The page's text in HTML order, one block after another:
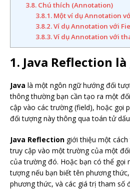
3.8. Chú thích (Annotation)
3.8.1. Một ví dụ Annotation
3.8.2. Ví dụ Annotation với
3.8.3. Ví dụ Annotation với
1. Java Reflection là
Java là một ngôn ngữ hướng đối
thông thường bạn cần tạo ra một
cập vào các trường (field), hoặc gọi
đối tượng này thông qua toán tử
Java Reflection giới thiệu một
truy cập vào một trường của một
của trường đó. Hoặc bạn có thể gọi
tượng nếu bạn biết tên phương
phương thức, và các giá trị tham số